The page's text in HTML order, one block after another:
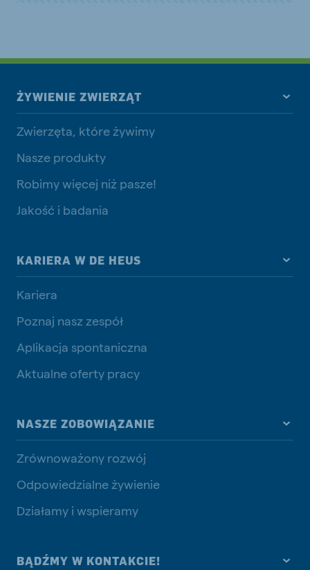
ŻYWIENIE ZWIERZĄT
Zwierzęta, które żywimy
Nasze produkty
Robimy więcej niż pasze!
Jakość i badania
KARIERA W DE HEUS
Kariera
Poznaj nasz zespół
Aplikacja spontaniczna
Aktualne oferty pracy
NASZE ZOBOWIĄZANIE
Zrównoważony rozwój
Odpowiedzialne żywienie
Działamy i wspieramy
BĄDŹMY W KONTAKCIE!